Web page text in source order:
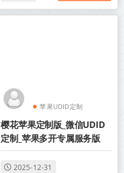
苹果UDID定制
UDID定制版微信
樱花苹果定制版_微信UDID
定制_苹果多开专属服务版
2025-12-31